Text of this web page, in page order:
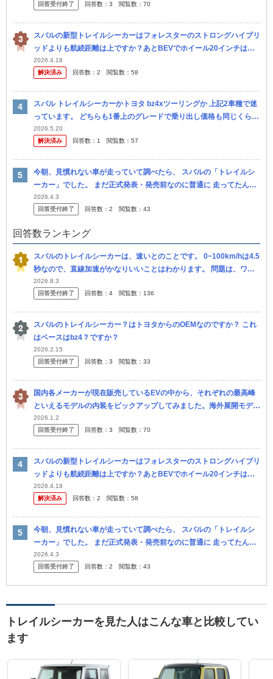
ださい。 皆さ
回答受付終了
回答数： 3 閲覧数： 70
スバルの新型トレイルシーカーはフォレスターのストロングハイブリ
ッドよりも航続距離は上ですか？あとBEVでホイール20インチはタ
イヤの維持費が高いと思いませんか。
2026.4.18
解決済み
回答数： 2 閲覧数： 58
スバル トレイルシーカーかトヨタ bz4xツーリングか 上記2車種で迷
っています。 どちらも1番上のグレードで乗り出し価格も同じくらい
です。 納車時期はスバルが8月、トヨタが10月ということで...
2026.5.20
解決済み
回答数： 1 閲覧数： 57
今朝、見慣れない車が走っていて調べたら、 スバルの「トレイルシ
ーカー」でした。 まだ正式発表・発売前なのに普通に 走ってたんで
すが、 これってなんでなんでしょう？ 群馬ナンバーだったので、工
場から
2026.4.3
回答受付終了
回答数： 2 閲覧数： 43
回答数ランキング
スバルのトレイルシーカーは、速いとのことです。 0−100km/hは4.5
秒なので、直線加速がかなりいいことはわかります。 問題は、ワイ
ンディング、特に下りなんですが、速く楽しく運転できますか？
2026.8.3
回答受付終了
回答数： 4 閲覧数： 136
スバルのトレイルシーカー？はトヨタからのOEMなのですか？ これ
はベースはbz4？ですか？
2026.2.15
回答受付終了
回答数： 3 閲覧数： 33
国内各メーカーが現在販売しているEVの中から、それぞれの最高峰
といえるモデルの内装をピックアップしてみました。海外展開モデル
も含めてリサーチしましたが、もし間違ってる部分があればご指摘く
ださい。 皆さ
2026.1.2
回答受付終了
回答数： 3 閲覧数： 70
スバルの新型トレイルシーカーはフォレスターのストロングハイブリ
ッドよりも航続距離は上ですか？あとBEVでホイール20インチはタ
イヤの維持費が高いと思いませんか。
2026.4.18
解決済み
回答数： 2 閲覧数： 58
今朝、見慣れない車が走っていて調べたら、 スバルの「トレイルシ
ーカー」でした。 まだ正式発表・発売前なのに普通に 走ってたんで
すが、 これってなんでなんでしょう？ 群馬ナンバーだったので、工
場から
2026.4.3
回答受付終了
回答数： 2 閲覧数： 43
トレイルシーカーを見た人はこんな車と比較してい
ます